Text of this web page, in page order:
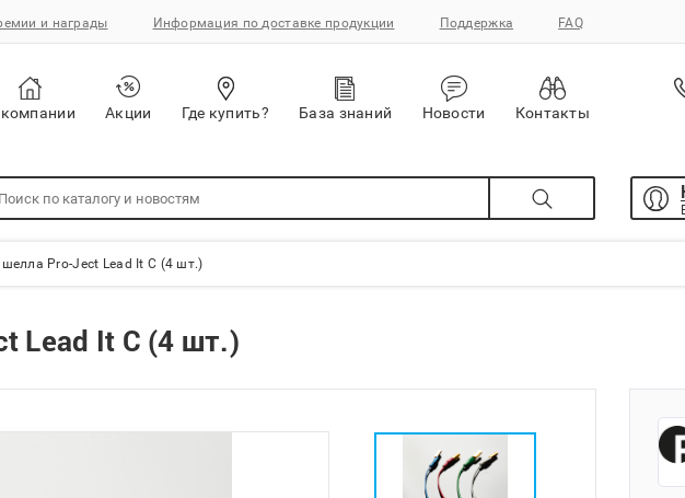
и награды Информация по доставке продукции Поддержка FAQ
Акции Где купить? База знаний Новости Контакты
Pro-Ject Lead It C (4 шт.)
Lead It C (4 шт.)